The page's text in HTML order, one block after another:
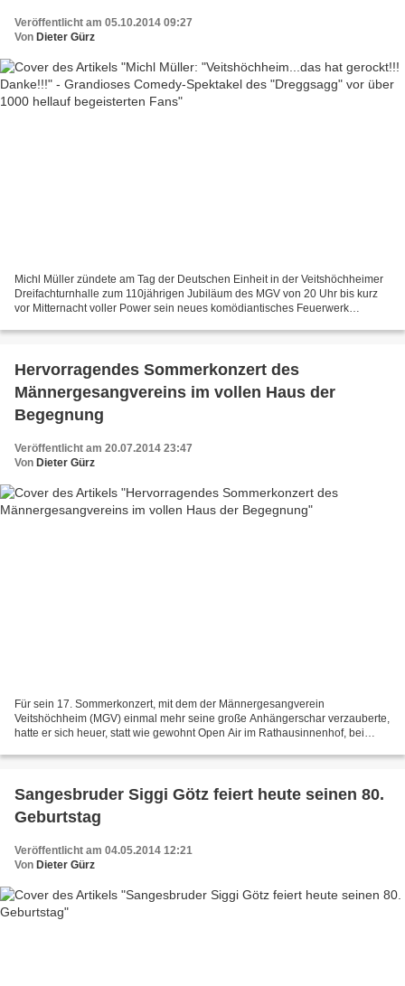
Veröffentlicht am 05.10.2014 09:27
Von Dieter Gürz
Michl Müller zündete am Tag der Deutschen Einheit in der Veitshöchheimer
Dreifachturnhalle zum 110jährigen Jubiläum des MGV von 20 Uhr bis kurz
vor Mitternacht voller Power sein neues komödiantisches Feuerwerk
Hervorragendes Sommerkonzert des
Männergesangvereins im vollen Haus der
Begegnung
Veröffentlicht am 20.07.2014 23:47
Von Dieter Gürz
Für sein 17. Sommerkonzert, mit dem der Männergesangverein
Veitshöchheim (MGV) einmal mehr seine große Anhängerschar verzauberte,
hatte er sich heuer, statt wie gewohnt Open Air im Rathausinnenhof, bei
Sangesbruder Siggi Götz feiert heute seinen 80.
Geburtstag
Veröffentlicht am 04.05.2014 12:21
Von Dieter Gürz